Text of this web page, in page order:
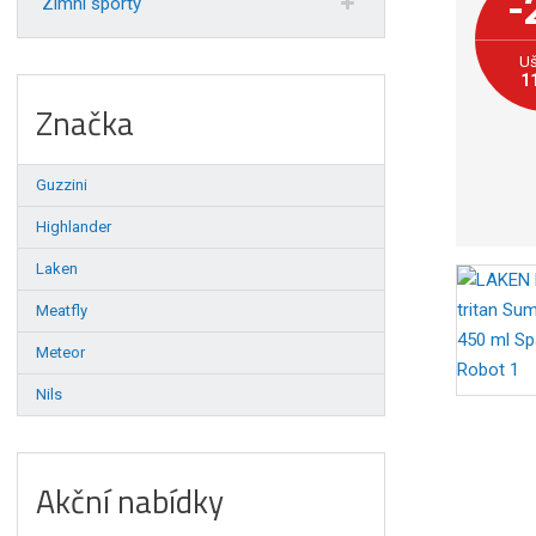
-
Značka
Guzzini
Highlander
Laken
Meatfly
Meteor
Nils
Akční nabídky